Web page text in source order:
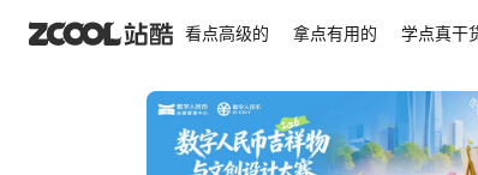
看点高级的 拿点有用的 学点真干
2025年6月新晋站酷推荐设计师名单